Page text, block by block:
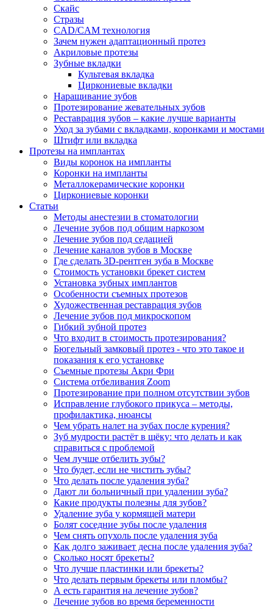
Скайс
Стразы
CAD/CAM технология
Зачем нужен адаптационный протез
Акриловые протезы
Зубные вкладки
Культевая вкладка
Циркониевые вкладки
Наращивание зубов
Протезирование жевательных зубов
Реставрация зубов – какие лучше варианты
Уход за зубами с вкладками, коронками и мостами
Штифт или вкладка
Протезы на имплантах
Виды коронок на импланты
Коронки на импланты
Металлокерамические коронки
Циркониевые коронки
Статьи
Методы анестезии в стоматологии
Лечение зубов под общим наркозом
Лечение зубов под седацией
Лечение каналов зубов в Москве
Где сделать 3D-рентген зуба в Москве
Стоимость установки брекет систем
Установка зубных имплантов
Особенности съемных протезов
Художественная реставрация зубов
Лечение зубов под микроскопом
Гибкий зубной протез
Что входит в стоимость протезирования?
Бюгельный замковый протез - что это такое и
показания к его установке
Съемные протезы Акри Фри
Система отбеливания Zoom
Протезирование при полном отсутствии зубов
Исправление глубокого прикуса – методы,
профилактика, нюансы
Чем убрать налет на зубах после курения?
Зуб мудрости растёт в щёку: что делать и как
справиться с проблемой
Чем лучше отбелить зубы?
Что будет, если не чистить зубы?
Что делать после удаления зуба?
Дают ли больничный при удалении зуба?
Какие продукты полезны для зубов?
Удаление зуба у кормящей матери
Болят соседние зубы после удаления
Чем снять опухоль после удаления зуба
Как долго заживает десна после удаления зуба?
Сколько носят брекеты?
Что лучше пластинки или брекеты?
Что делать первым брекеты или пломбы?
А есть гарантия на лечение зубов?
Лечение зубов во время беременности